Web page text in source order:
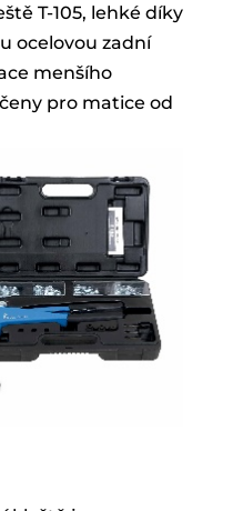
T-105, lehké díky
ocelovou zadní
menšího
pro matice od